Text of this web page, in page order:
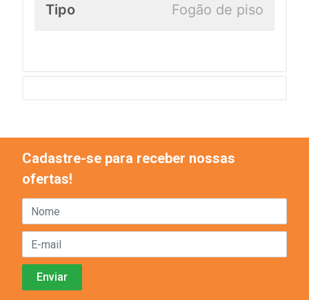
Tipo Fogão de piso
Cadastre-se para receber nossas
ofertas!